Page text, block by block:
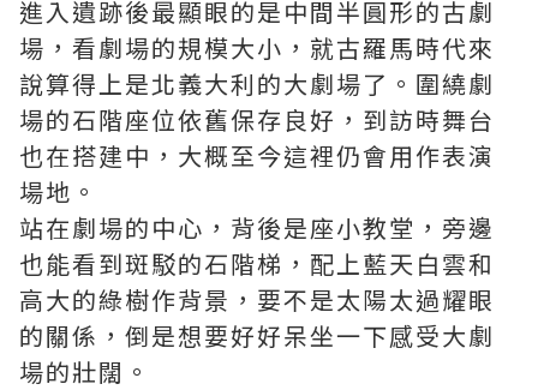
進入遺跡後最顯眼的是中間半圓形的古劇
場，看劇場的規模大小，就古羅馬時代來
說算得上是北義大利的大劇場了。圍繞劇
場的石階座位依舊保存良好，到訪時舞台
也在搭建中，大概至今這裡仍會用作表演
場地。
站在劇場的中心，背後是座小教堂，旁邊
也能看到斑駁的石階梯，配上藍天白雲和
高大的綠樹作背景，要不是太陽太過耀眼
的關係，倒是想要好好呆坐一下感受大劇
場的壯闊。